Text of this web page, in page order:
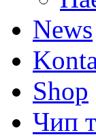
News
Shop
Чип